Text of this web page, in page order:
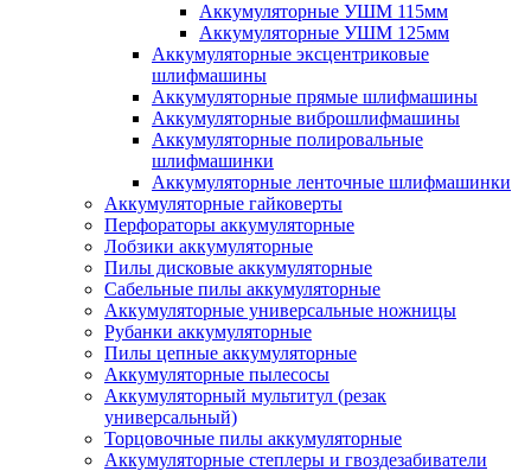
Аккумуляторные УШМ 115мм
Аккумуляторные УШМ 125мм
Аккумуляторные эксцентриковые
шлифмашины
Аккумуляторные прямые шлифмашины
Аккумуляторные виброшлифмашины
Аккумуляторные полировальные
шлифмашинки
Аккумуляторные ленточные шлифмашинки
Аккумуляторные гайковерты
Перфораторы аккумуляторные
Лобзики аккумуляторные
Пилы дисковые аккумуляторные
Сабельные пилы аккумуляторные
Аккумуляторные универсальные ножницы
Рубанки аккумуляторные
Пилы цепные аккумуляторные
Аккумуляторные пылесосы
Аккумуляторный мультитул (резак
универсальный)
Торцовочные пилы аккумуляторные
Аккумуляторные степлеры и гвоздезабиватели